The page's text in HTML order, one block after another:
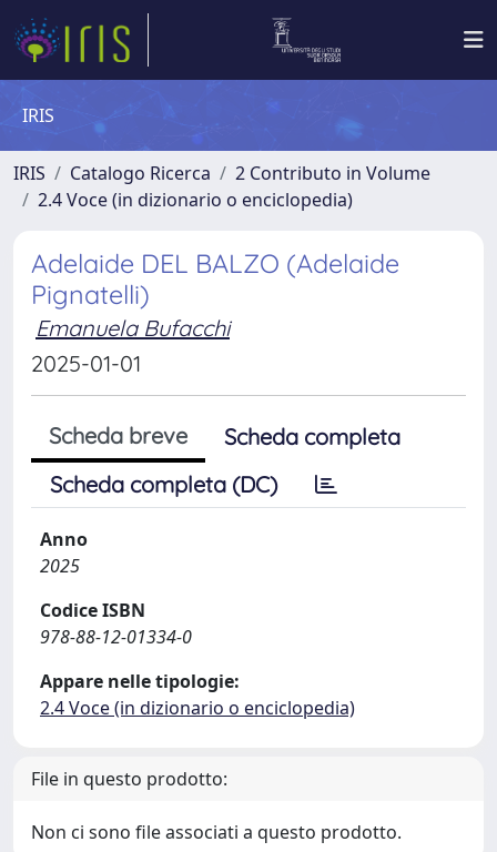
IRIS
IRIS Catalogo Ricerca
2 Contributo in Volume
2.4 Voce (in dizionario o enciclopedia)
Adelaide DEL BALZO (Adelaide
Pignatelli)
Emanuela Bufacchi
2025-01-01
Scheda breve
Scheda completa
Scheda completa (DC)
Anno
2025
Codice ISBN
978-88-12-01334-0
Appare nelle tipologie:
2.4 Voce (in dizionario o enciclopedia)
File in questo prodotto:
Non ci sono file associati a questo prodotto.